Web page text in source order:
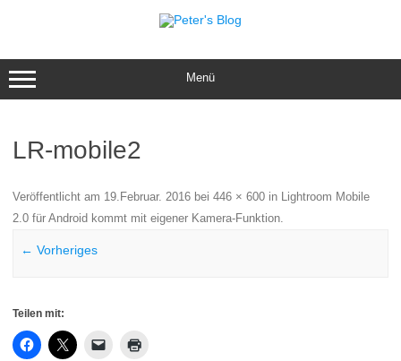
Menü
LR-mobile2
Veröffentlicht am 19.Februar. 2016 bei 446 × 600 in Lightroom Mobile
2.0 für Android kommt mit eigener Kamera-Funktion.
← Vorheriges
Teilen mit: